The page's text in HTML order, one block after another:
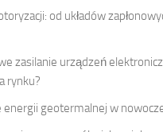
od układów
zasilanie urządzeń
rynku?
geotermalnej w